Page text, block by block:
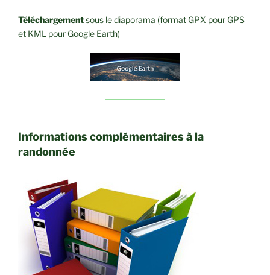
Téléchargementsous le diaporama (format GPX pour GPS
et KML pour Google Earth)
Informations complémentaires à la
randonnée